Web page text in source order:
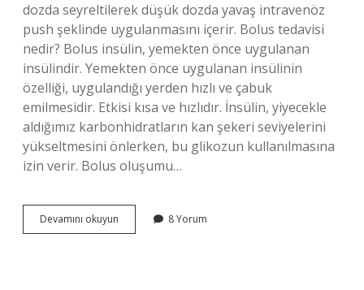
dozda seyreltilerek düşük dozda yavaş intravenöz
push şeklinde uygulanmasını içerir. Bolus tedavisi
nedir? Bolus insülin, yemekten önce uygulanan
insülindir. Yemekten önce uygulanan insülinin
özelliği, uygulandığı yerden hızlı ve çabuk
emilmesidir. Etkisi kısa ve hızlıdır. İnsülin, yiyecekle
aldığımız karbonhidratların kan şekeri seviyelerini
yükseltmesini önlerken, bu glikozun kullanılmasına
izin verir. Bolus oluşumu…
Devamını okuyun
Nedir
8 Yorum